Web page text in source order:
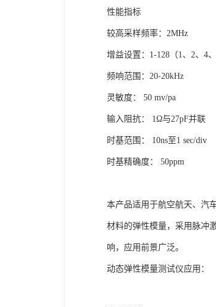
性能指标
较高采样频率：2MHz
增益设置：1-128（1、2、4
频响范围：20-20kHz
灵敏度： 50 mv/pa
输入阻抗： 1Ω与27pF并联
时基范围： 10ns至1 sec/div
时基精确度： 50ppm
本产品适用于航空航天、汽
材料的弹性模量，采用脉冲
响，应用前景广泛。
动态弹性模量测试仪应用：